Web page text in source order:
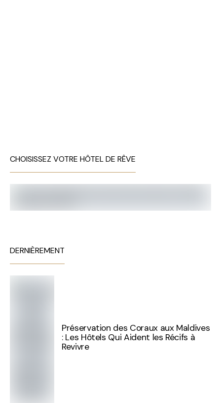
CHOISISSEZ VOTRE HÔTEL DE RÊVE
DERNIÈREMENT
Préservation des Coraux aux Maldives
: Les Hôtels Qui Aident les Récifs à
Revivre